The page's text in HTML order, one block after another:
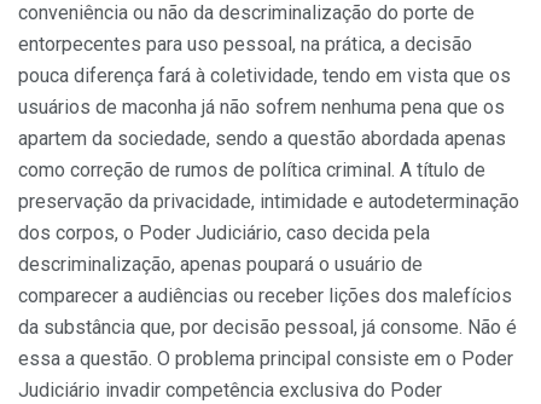
conveniência ou não da descriminalização do porte de
entorpecentes para uso pessoal, na prática, a decisão
pouca diferença fará à coletividade, tendo em vista que os
usuários de maconha já não sofrem nenhuma pena que os
apartem da sociedade, sendo a questão abordada apenas
como correção de rumos de política criminal. A título de
preservação da privacidade, intimidade e autodeterminação
dos corpos, o Poder Judiciário, caso decida pela
descriminalização, apenas poupará o usuário de
comparecer a audiências ou receber lições dos malefícios
da substância que, por decisão pessoal, já consome. Não é
essa a questão. O problema principal consiste em o Poder
Judiciário invadir competência exclusiva do Poder